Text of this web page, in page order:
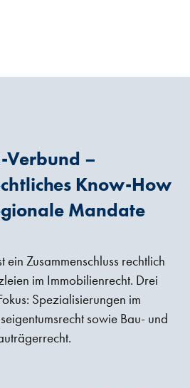
Verbund –
Know-How
Mandate
ein Zusammenschluss rechtlich
im Immobilienrecht. Drei
Spezialisierungen im
sowie Bau- und